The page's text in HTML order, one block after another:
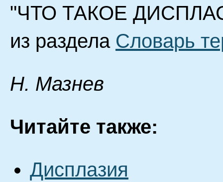
"ЧТО ТАКОЕ
из раздела Словарь
Н. Мазнев
Читайте также:
Дисплазия